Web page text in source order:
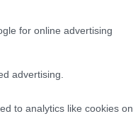
for online advertising
advertising.
to analytics like cookies on
συγκεκριμένα να
σήματα,
θυρεών, σημαιών,
ή υφασμένα σε
ΑΡΙΣΤΕΥΕΙΝ» και
Κίνησης με το σχοινί
κατ’ απομίμηση